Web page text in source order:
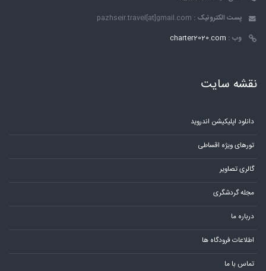
پست الکترونیک : pazhseir.travel[at]gmail.com
وب : charter2020.com
نقشه سایت
دانلود اپلیکیشن اندروید
تورهای ویژه اقساطی
گالری تصاویر
مجله گردشگری
درباره ما
اطلاعات فرودگاه ها
تماس با ما